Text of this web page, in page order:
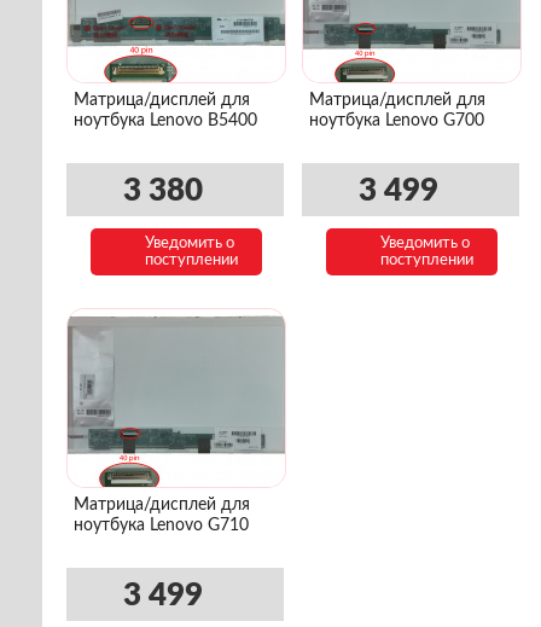
Матрица/дисплей для
ноутбука Lenovo B5400
3 380
Уведомить о
поступлении
Матрица/дисплей для
ноутбука Lenovo G700
3 499
Уведомить о
поступлении
Матрица/дисплей для
ноутбука Lenovo G710
3 499